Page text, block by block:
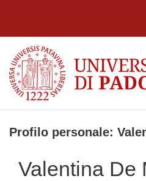
Profilo personale:
Valentina De